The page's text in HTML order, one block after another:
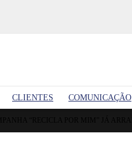
CLIENTES COMUNICAÇÃO